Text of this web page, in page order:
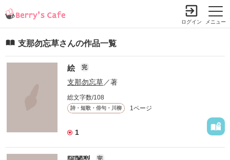
メニュー
ログイン
支那勿忘草さんの作品一覧
絵 完
支那勿忘草／著
総文字数/108
詩・短歌・俳句・川柳 1ページ
1
完